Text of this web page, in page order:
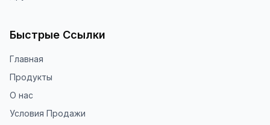
Быстрые Ссылки
Главная
Продукты
О нас
Условия Продажи